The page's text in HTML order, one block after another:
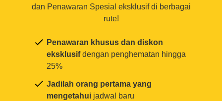
dan Penawaran Spesial eksklusif di berbagai
rute!
Penawaran khusus dan diskon
eksklusifdengan penghematan hingga
25%
Jadilah orang pertama yang
mengetahui jadwal baru